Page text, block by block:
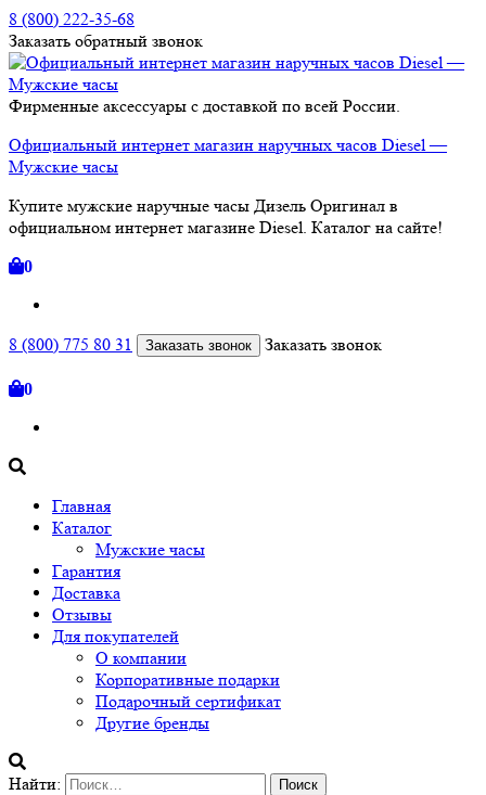
8 (800) 222-35-68
Заказать обратный звонок
Фирменные аксессуары с доставкой по всей России.
Официальный интернет магазин наручных часов Diesel —
Мужские часы
Купите мужские наручные часы Дизель Оригинал в
официальном интернет магазине Diesel. Каталог на сайте!
0
8 (800) 775 80 31 Заказать звонок Заказать звонок
0
Главная
Каталог
Мужские часы
Гарантия
Доставка
Отзывы
Для покупателей
О компании
Корпоративные подарки
Подарочный сертификат
Другие бренды
Найти: